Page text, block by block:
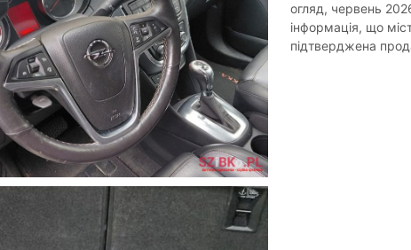
огляд, червень
інформація, що
підтверджена